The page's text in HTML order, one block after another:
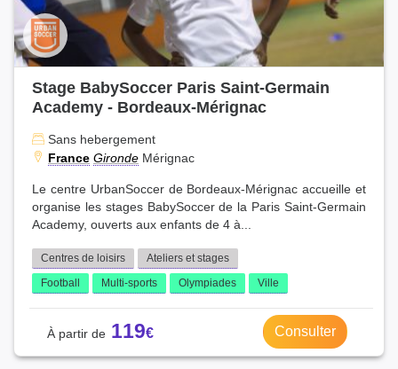
Stage BabySoccer Paris Saint-Germain
Academy - Bordeaux-Mérignac
Sans hebergement
France Gironde Mérignac
Le centre UrbanSoccer de Bordeaux-Mérignac accueille et
organise les stages BabySoccer de la Paris Saint-Germain
Academy, ouverts aux enfants de 4 à...
Centres de loisirs
Ateliers et stages
Football
Multi-sports Olympiades Ville
119 Consulter